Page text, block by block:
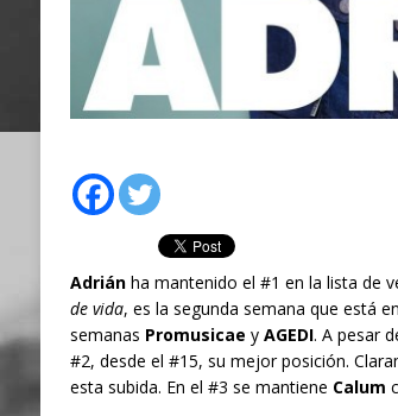
Adriánha mantenido el #1 en la lista de
de vida, es la segunda semana que está
semanas Promusicae y AGEDI. A pesar
#2, desde el #15, su mejor posición.
esta subida. En el #3 se mantiene Calum